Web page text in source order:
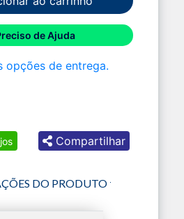
de Ajuda
opções de entrega.
Compartilhar
DO PRODUTO